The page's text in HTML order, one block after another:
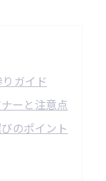
ガイド
ーと注意点
のポイント
大切な時間